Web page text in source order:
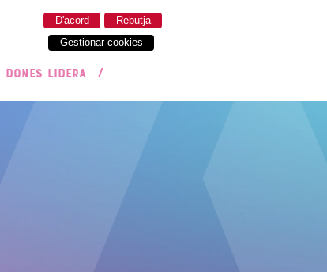
Rebutja
D'acord
Gestionar cookies
DONES LIDERA